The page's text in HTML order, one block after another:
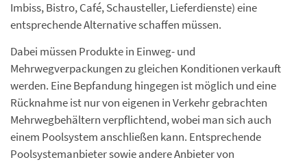
Imbiss, Bistro, Café, Schausteller, Lieferdienste) eine
entsprechende Alternative schaffen müssen.
Dabei müssen Produkte in Einweg- und
Mehrwegverpackungen zu gleichen Konditionen verkauft
werden. Eine Bepfandung hingegen ist möglich und eine
Rücknahme ist nur von eigenen in Verkehr gebrachten
Mehrwegbehältern verpflichtend, wobei man sich auch
einem Poolsystem anschließen kann. Entsprechende
Poolsystemanbieter sowie andere Anbieter von